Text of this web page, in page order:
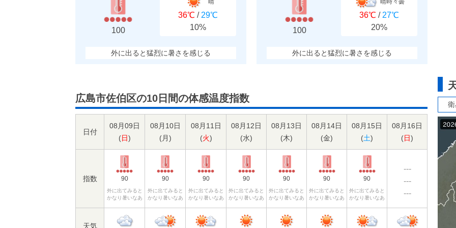
100
晴
36℃ / 29℃
10%
外に出ると猛烈に暑さを感じる
100
晴時々曇
36℃ / 27℃
20%
外に出ると猛烈に暑さを感じる
広島市佐伯区の10日間の体感温度指数
日付
08月09日
(日)
08月10日
(月)
08月11日
(火)
08月12日
(水)
08月13日
(木)
08月14日
(金)
08月15日
(土)
08月16日
(日)
指数 90
外に出てみると
かなり暑いなあ
90
外に出てみると
かなり暑いなあ
90
外に出てみると
かなり暑いなあ
90
外に出てみると
かなり暑いなあ
90
外に出てみると
かなり暑いなあ
90
外に出てみると
かなり暑いなあ
90
外に出てみると
かなり暑いなあ
---
---
---
天気